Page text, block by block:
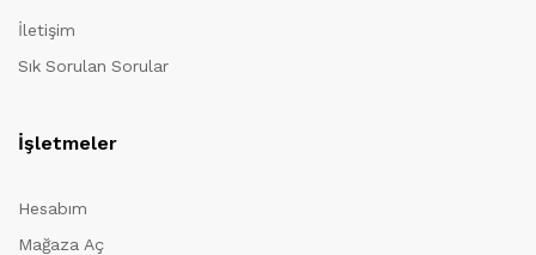
İletişim
Sık Sorulan Sorular
İşletmeler
Hesabım
Mağaza Aç